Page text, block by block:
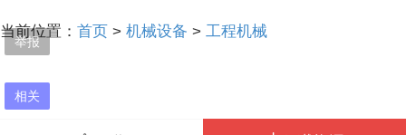
相关
举报
当前位置： 首页 > 机械设备 > 工程机械